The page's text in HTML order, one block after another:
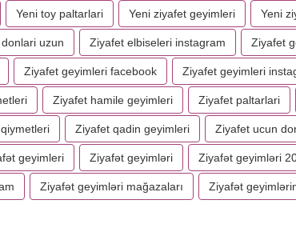
Yeni toy paltarlari Yeni ziyafet geyimleri Yeni
uzun Ziyafet elbiseleri instagram Ziyafet
Ziyafet geyimleri facebook Ziyafet geyimleri
Ziyafet hamile geyimleri Ziyafet paltarlari
Ziyafet qadin geyimleri Ziyafet ucun
geyimleri Ziyafət geyimləri Ziyafət geyimləri
Ziyafət geyimləri mağazaları Ziyafət